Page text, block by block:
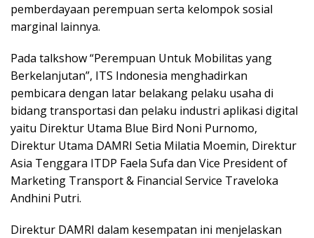
pemberdayaan perempuan serta kelompok sosial
marginal lainnya.
Pada talkshow “Perempuan Untuk Mobilitas yang
Berkelanjutan”, ITS Indonesia menghadirkan
pembicara dengan latar belakang pelaku usaha di
bidang transportasi dan pelaku industri aplikasi digital
yaitu Direktur Utama Blue Bird Noni Purnomo,
Direktur Utama DAMRI Setia Milatia Moemin, Direktur
Asia Tenggara ITDP Faela Sufa dan Vice President of
Marketing Transport & Financial Service Traveloka
Andhini Putri.
Direktur DAMRI dalam kesempatan ini menjelaskan